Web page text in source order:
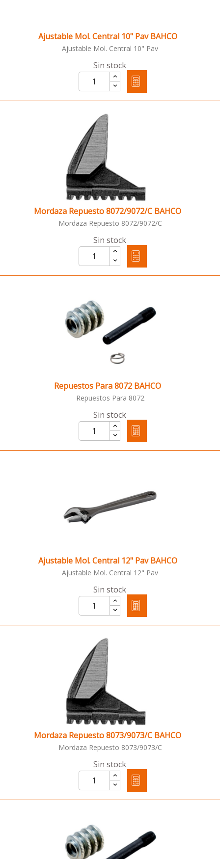
Ajustable Mol. Central 10" Pav BAHCO
Ajustable Mol. Central 10" Pav
Sin stock
Mordaza Repuesto 8072/9072/C BAHCO
Mordaza Repuesto 8072/9072/C
Sin stock
Repuestos Para 8072 BAHCO
Repuestos Para 8072
Sin stock
Ajustable Mol. Central 12" Pav BAHCO
Ajustable Mol. Central 12" Pav
Sin stock
Mordaza Repuesto 8073/9073/C BAHCO
Mordaza Repuesto 8073/9073/C
Sin stock